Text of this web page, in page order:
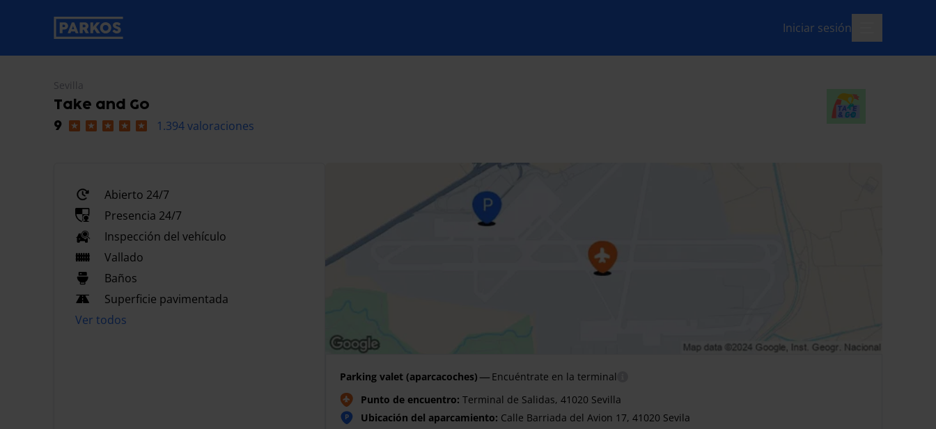
etiqueta-de-navegación-principal Iniciar sesión
Sevilla
Take and Go
9
1.394 valoraciones
Abierto 24/7
Presencia 24/7
Inspección del vehículo
Vallado
Baños
Superficie pavimentada
Ver todos
Parking valet (aparcacoches) — Encuéntrate en la terminal
Punto de encuentro: Terminal de Salidas, 41020 Sevilla
P Ubicación del aparcamiento: Calle Barriada del Avion 17, 41020 Sevila